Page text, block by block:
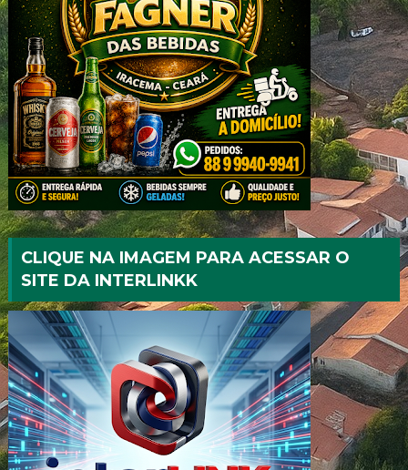
CLIQUE NA IMAGEM PARA ACESSAR O
SITE DA INTERLINKK